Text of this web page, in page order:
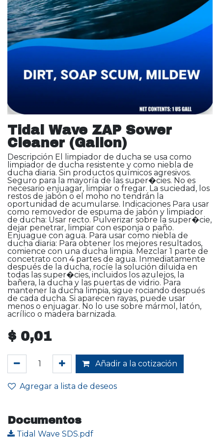
Tidal Wave ZAP Sower
Cleaner (Gallon)
Descripción El limpiador de ducha se usa como
limpiador de ducha resistente y como niebla de
ducha diaria. Sin productos químicos agresivos.
Seguro para la mayoría de las super�cies. No es
necesario enjuagar, limpiar o fregar. La suciedad, los
restos de jabón o el moho no tendrán la
oportunidad de acumularse. Indicaciones Para usar
como removedor de espuma de jabón y limpiador
de ducha: Usar recto. Pulverizar sobre la super�cie,
dejar penetrar, limpiar con esponja o paño.
Enjuague con agua. Para usar como niebla de
ducha diaria: Para obtener los mejores resultados,
comience con una ducha limpia. Mezclar 1 parte de
concetrato con 4 partes de agua. Inmediatamente
después de la ducha, rocíe la solución diluida en
todas las super�cies, incluidos los azulejos, la
bañera, la ducha y las puertas de vidrio. Para
mantener la ducha limpia, sigue rociando después
de cada ducha. Si aparecen rayas, puede usar
menos o enjuagar. No lo use sobre mármol, latón,
acrílico o madera barnizada.
$ 0,01
Añadir a la cotización
Agregar a lista de deseos
Documentos
Tidal Wave SDS.pdf